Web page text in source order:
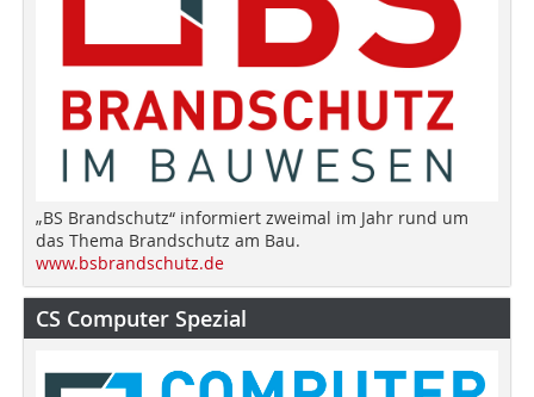
„BS Brandschutz“ informiert zweimal im Jahr rund um
das Thema Brandschutz am Bau.
www.bsbrandschutz.de
CS Computer Spezial